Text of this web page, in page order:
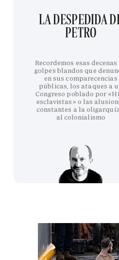
LA DESPEDIDA
PETRO
Recordemos esas decenas
golpes blandos que
en sus comparecencias
públicas, los ataques a
Congreso poblado por
esclavistas» o las
constantes a la
al colonialismo